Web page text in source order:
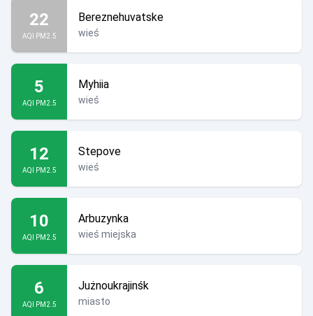
22
AQI PM2.5
Bereznehuvatske
wieś
5
AQI PM2.5
Myhiia
wieś
12
AQI PM2.5
Stepove
wieś
10
AQI PM2.5
Arbuzynka
wieś miejska
6
AQI PM2.5
Jużnoukrajinśk
miasto